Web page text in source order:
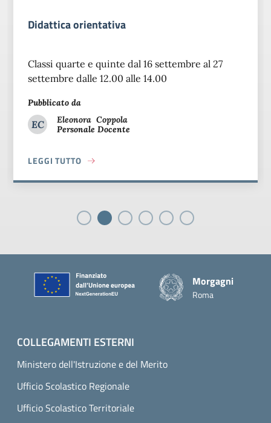
Didattica orientativa
Classi quarte e quinte dal 16 settembre al 27
settembre dalle 12.00 alle 14.00
Pubblicato da
EC
Eleonora Coppola
Eleonora Coppola
Personale Docente
LEGGI TUTTO
ABOUT DIDATTICA ORIENTATIVA
Piè di pagina
Morgagni
Roma
COLLEGAMENTI ESTERNI
Ministero dell'Istruzione e del Merito
Ufficio Scolastico Regionale
Ufficio Scolastico Territoriale